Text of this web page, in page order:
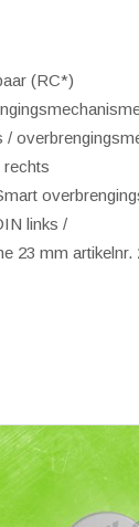
(RC*)
/
rechts
links /
23 mm artikelnr.